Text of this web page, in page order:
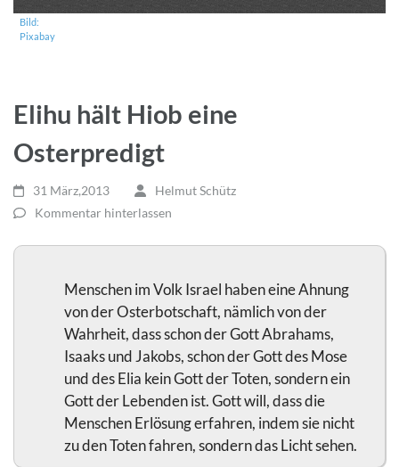
Bild:
Pixabay
Elihu hält Hiob eine
Osterpredigt
31 März,2013
Helmut Schütz
Kommentar hinterlassen
Menschen im Volk Israel haben eine Ahnung
von der Osterbotschaft, nämlich von der
Wahrheit, dass schon der Gott Abrahams,
Isaaks und Jakobs, schon der Gott des Mose
und des Elia kein Gott der Toten, sondern ein
Gott der Lebenden ist. Gott will, dass die
Menschen Erlösung erfahren, indem sie nicht
zu den Toten fahren, sondern das Licht sehen.